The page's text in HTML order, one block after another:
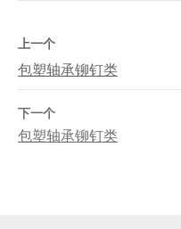
上一个
包塑轴承铆钉类
下一个
包塑轴承铆钉类